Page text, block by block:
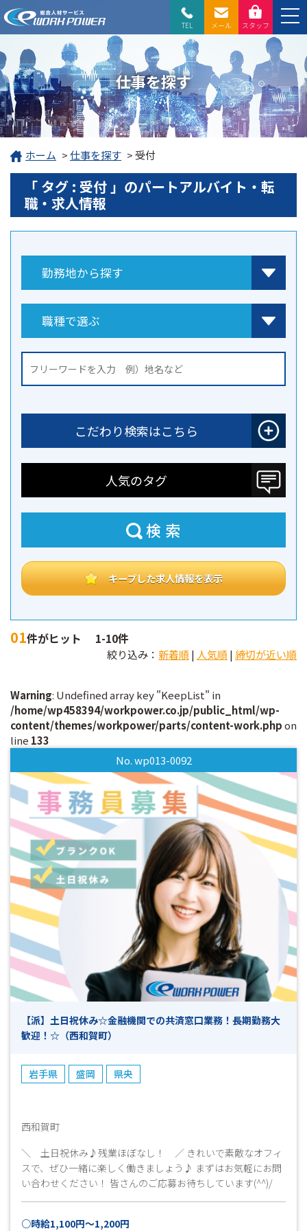
TEL メール スタッフ
仕事を探す
ホーム >仕事を探す > 受付
「 タグ : 受付 」のパートアルバイト・転
職・求人情報
こだわり検索はこちら
検索
人気のタグ
キープした求人情報を表示
01件がヒット 1-10件
絞り込み： 新着順 | 人気順 |締切が近い順
Warning: Undefined array key "KeepList" in
/home/wp458394/workpower.co.jp/public_html/wp-
content/themes/workpower/parts/content-work.phpon
line 133
No. wp013-0092
【派】土日祝休み☆金融機関での共済窓口業務！長期勤務大
歓迎！☆（西和賀町）
岩手県 盛岡 県央
西和賀町
＼ 土日祝休み♪残業ほぼなし！ ／ きれいで素敵なオフィ
スで、ぜひ一緒に楽しく働きましょう♪ まずはお気軽にお問
い合わせください！ 皆さんのご応募お待ちしています(^^)/
○時給1,100円～1,200円